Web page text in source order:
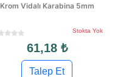
Krom Vidalı Karabina 5mm
Stokta Yok
61,18 ₺
Talep Et